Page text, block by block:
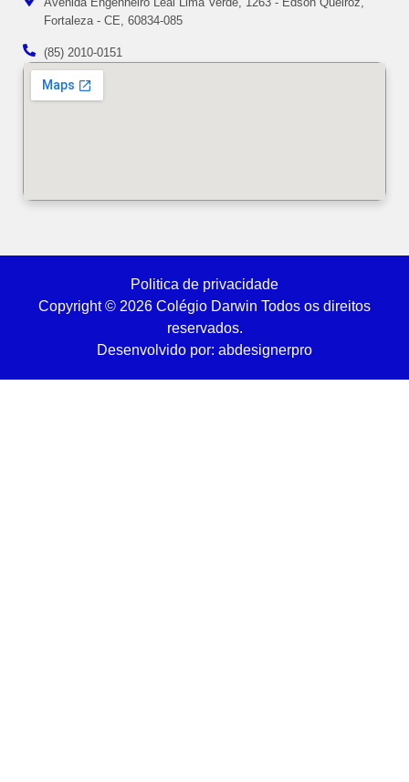
Fortaleza - CE, 60834-085
(85) 2010-0151
Politica de privacidade
Copyright © 2026 Colégio Darwin Todos os direitos
reservados.
Desenvolvido por: abdesignerpro